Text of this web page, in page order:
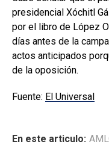
presidencial Xóchitl
por el libro de López
días antes de la
actos anticipados
de la oposición.
Fuente: El Universal
En este articulo: